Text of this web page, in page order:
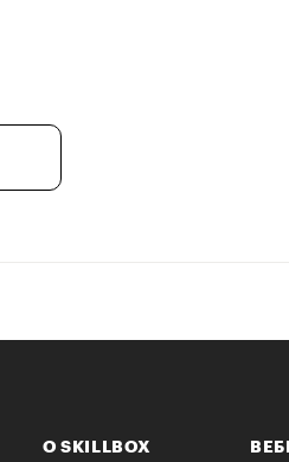
О SKILLBOX